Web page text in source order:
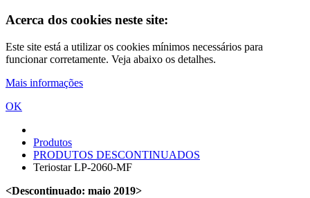
Acerca dos cookies neste site:
Este site está a utilizar os cookies mínimos necessários para
funcionar corretamente. Veja abaixo os detalhes.
Mais informações
OK
Produtos
PRODUTOS DESCONTINUADOS
Teriostar LP-2060-MF
<Descontinuado: maio 2019>